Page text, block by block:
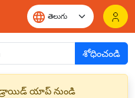
శోధించండి
యాప్ నుండి